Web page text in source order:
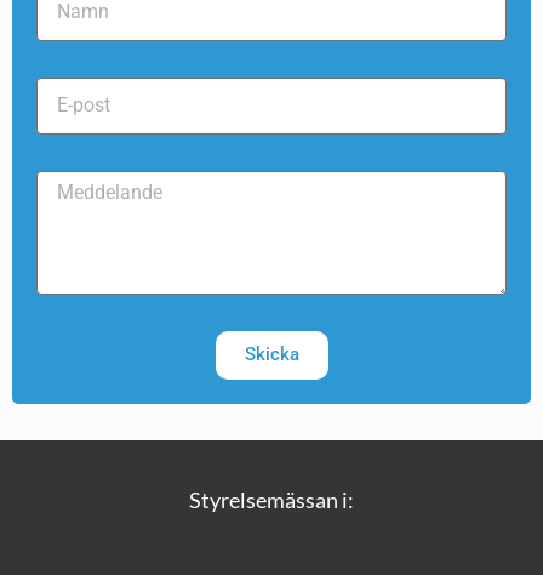
Skicka
Styrelsemässan i: